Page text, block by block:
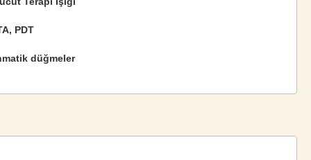
PDT
düğmeler